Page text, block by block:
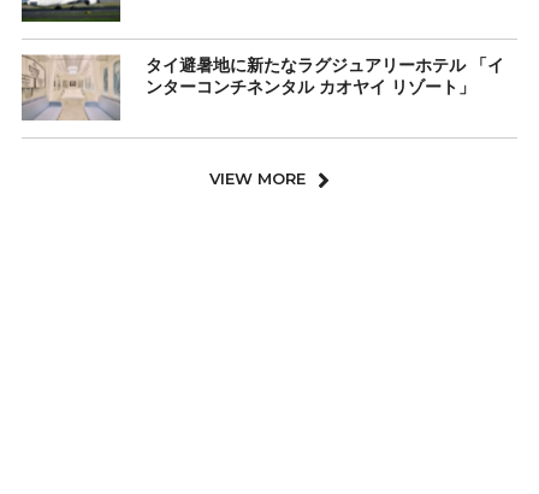
タイ避暑地に新たなラグジュアリーホテル 「イ
ンターコンチネンタル カオヤイ リゾート」
VIEW MORE